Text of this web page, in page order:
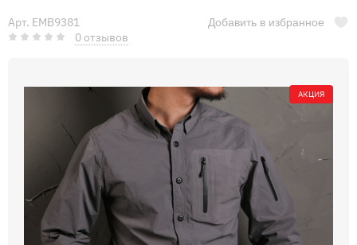
Арт. EMB9381
0 отзывов
Добавить в избранное
АКЦИЯ